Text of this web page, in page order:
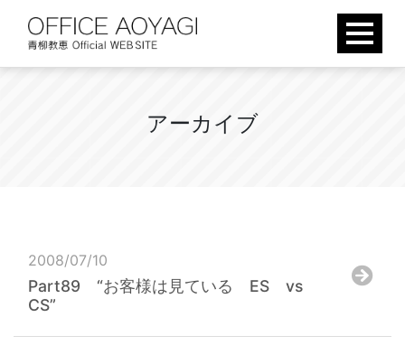
content
アーカ イ ブ
2008/07/10
Part89 “お客様は見ている ES vs
CS”